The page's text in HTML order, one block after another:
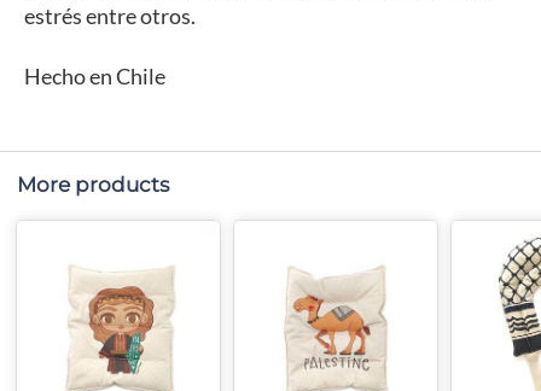
estrés entre otros.
Hecho en Chile
More products